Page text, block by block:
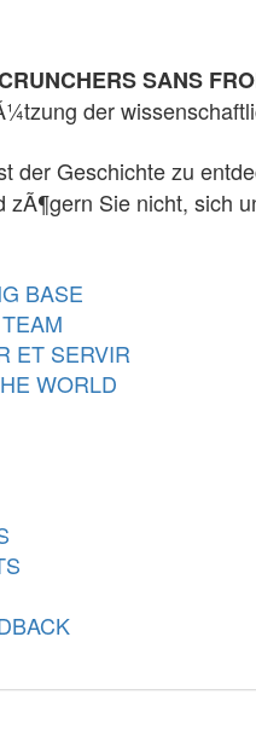
SANS
der
der Geschichte zu
zÃ¶gern Sie nicht, sich
BASE
ET SERVIR
WORLD